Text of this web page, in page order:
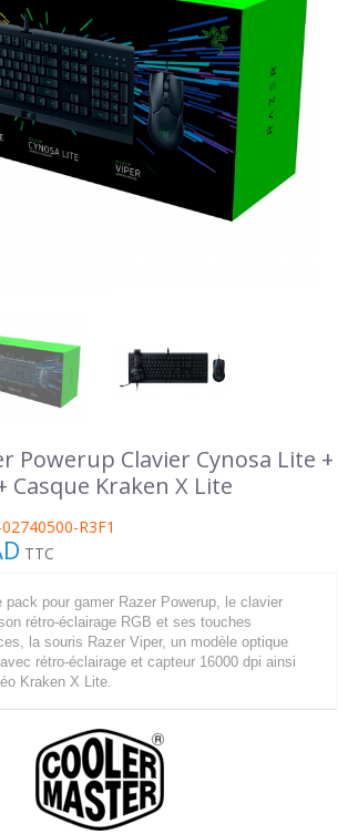
Powerup Clavier Cynosa Lite +
Casque Kraken X Lite
R3F1
TTC
pack pour gamer Razer Powerup, le clavier
rétro-éclairage RGB et ses touches
la souris Razer Viper, un modèle optique
rétro-éclairage et capteur 16000 dpi ainsi
Kraken X Lite.